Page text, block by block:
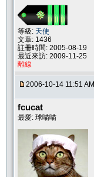
等級: 天使
文章: 1436
註冊時間: 2005-08-19
最近來訪: 2009-11-25
離線
2006-10-14 11:51 AM
fcucat
最愛: 球喵喵